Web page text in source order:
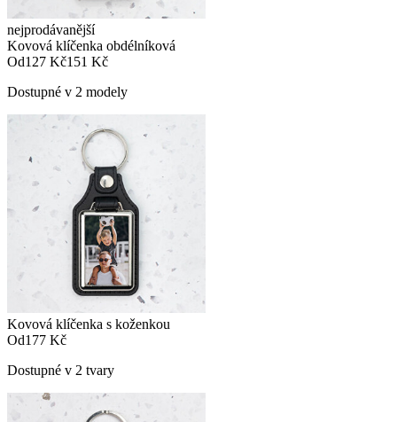
nejprodávanější
Kovová klíčenka obdélníková
Od127 Kč151 Kč
Dostupné v 2 modely
Kovová klíčenka s koženkou
Od177 Kč
Dostupné v 2 tvary